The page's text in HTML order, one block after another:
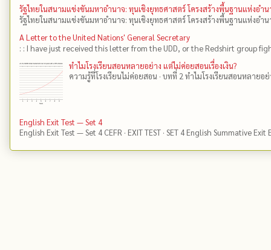
รัฐไทยในสนามแข่งขันมหาอำนาจ: ทุนเชิงยุทธศาสตร์ โครงสร้างพื้นฐานแห่งอำ
รัฐไทยในสนามแข่งขันมหาอำนาจ: ทุนเชิงยุทธศาสตร์ โครงสร้างพื้นฐานแห่งอ
A Letter to the United Nations' General Secretary
: : I have just received this letter from the UDD, or the Redshirt group
ทำไมโรงเรียนสอนหลายอย่าง แต่ไม่ค่อยสอนเรื่องเงิน?
ความรู้ที่โรงเรียนไม่ค่อยสอน · บทที่ 2 ทำไมโรงเรียนสอนหลายอ
English Exit Test — Set 4
English Exit Test — Set 4 CEFR · EXIT TEST · SET 4 English Summative